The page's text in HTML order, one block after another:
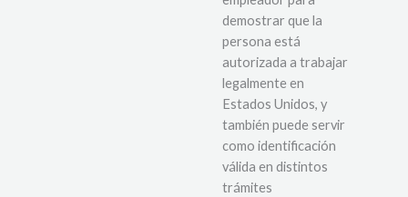
demostrar que la
persona está
autorizada a trabajar
legalmente en
Estados Unidos, y
también puede servir
como identificación
válida en distintos
trámites